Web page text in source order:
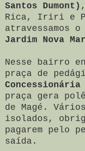
Santos Dumont)
Rica, Iriri e
atravessamos o
Jardim Nova
Nesse bairro
praça de
praça gera
de Magé.
isolados,
pagarem pelo
saída.